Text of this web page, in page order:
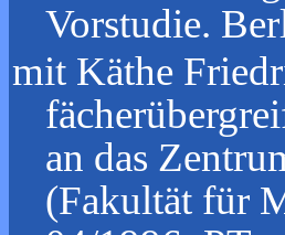
Vorstudie.
mit Käthe
an das
(Fakultät für